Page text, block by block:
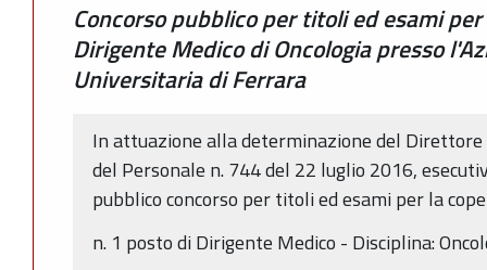
Concorso pubblico per titoli ed esami
Dirigente Medico di Oncologia presso
Universitaria di Ferrara
In attuazione alla determinazione del Direttore
del Personale n. 744 del 22 luglio 2016,
pubblico concorso per titoli ed esami per la
n. 1 posto di Dirigente Medico - Disciplina: